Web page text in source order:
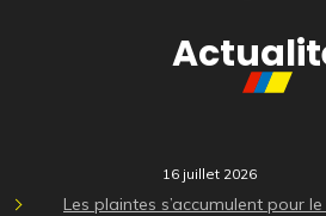
16 juillet 2026
Les plaintes s’accumulent pour